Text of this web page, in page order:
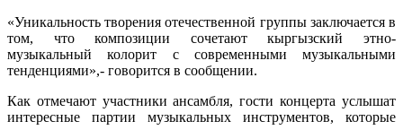
«Уникальность творения отечественной группы заключается в
том, что композиции сочетают кыргызский этно-
музыкальный колорит с современными музыкальными
тенденциями»,- говорится в сообщении.
Как отмечают участники ансамбля, гости концерта услышат
интересные партии музыкальных инструментов, которые